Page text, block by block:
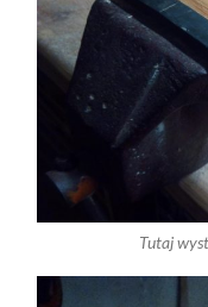
Tutaj